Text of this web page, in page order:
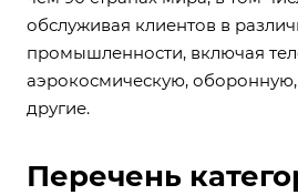
обслуживая клиентов в
промышленности, включая
аэрокосмическую,
другие.
Перечень